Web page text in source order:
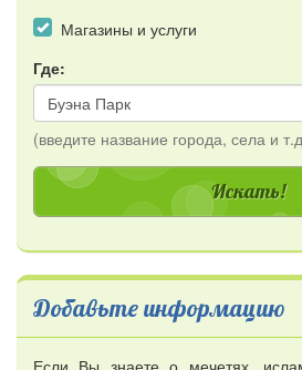
Магазины и услуги
Где:
(введите название города, села и
Добавьте информацию
Если Вы знаете о мечетях,